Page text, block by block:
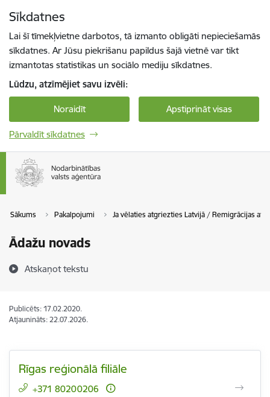
Sīkdatnes
Lai šī tīmekļvietne darbotos, tā izmanto obligāti nepieciešamās
sīkdatnes. Ar Jūsu piekrišanu papildus šajā vietnē var tikt
izmantotas statistikas un sociālo mediju sīkdatnes.
Lūdzu, atzīmējiet savu izvēli:
Noraidīt Apstiprināt visas
Pārvaldīt sīkdatnes
Sākums Pakalpojumi Ja vēlaties atgriezties Latvijā / Remigrācijas
Ādažu novads
Atskaņot tekstu
Publicēts: 17.02.2020.
Atjaunināts: 22.07.2026.
Rīgas reģionālā filiāle
+371 80200206